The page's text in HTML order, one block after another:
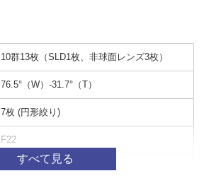
10群13枚（SLD1枚、非球面レンズ3枚）
76.5°（W）-31.7°（T）
7枚 (円形絞り)
F22
12.1（W）-30（T）cm